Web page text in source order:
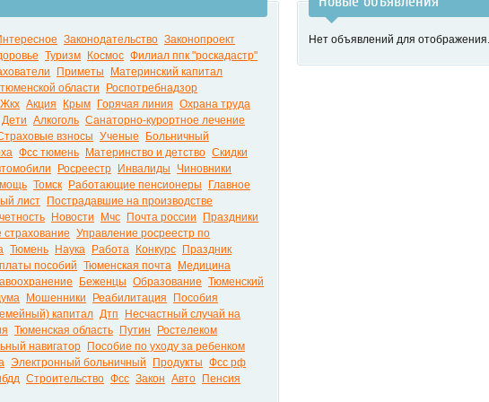
Законодательство Законопроект
Туризм Космос Филиал ппк "роскадастр"
Приметы
Материнский капитал
области
Роспотребнадзор
Жкх Акция Крым Горячая линия Охрана труда
Дети Алкоголь Санаторно-курортное лечение
взносы Ученые
Больничный
Фсс тюмень Материнство и детство Скидки
Росреестр Инвалиды
Чиновники
Томск Работающие пенсионеры
Главное
лист
Пострадавшие на производстве
Новости Мчс Почта россии
Праздники
Управление росреестр по
Тюмень Наука Работа Конкурс
Праздник
пособий Тюменская почта
Медицина
Беженцы Образование Тюменский
Мошенники Реабилитация
Пособия
капитал Дтп
Несчастный случай на
Тюменская область Путин
Ростелеком
навигатор
Пособие по уходу за ребенком
Электронный больничный Продукты Фсс рф
Строительство Фсс Закон Авто
Пенсия
Нет объявлений для отображения.